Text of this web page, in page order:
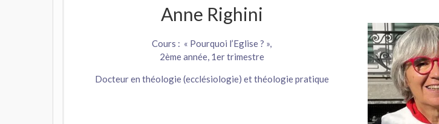
Anne Righini
Cours : « Pourquoi l’Eglise ? »,
2ème année, 1er trimestre
Docteur en théologie (ecclésiologie) et théologie pratique